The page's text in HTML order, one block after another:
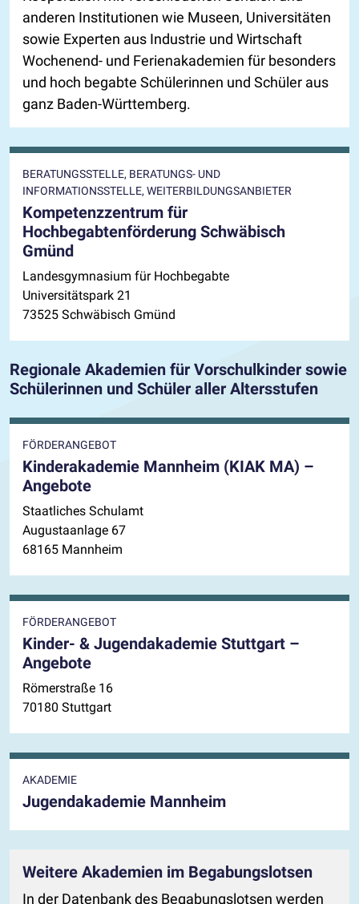
anderen Institutionen wie Museen, Universitäten
sowie Experten aus Industrie und Wirtschaft
Wochenend- und Ferienakademien für besonders
und hoch begabte Schülerinnen und Schüler aus
ganz Baden-Württemberg.
BERATUNGSSTELLE, BERATUNGS- UND
INFORMATIONSSTELLE, WEITERBILDUNGSANBIETER
Kompetenzzentrum für
Hochbegabtenförderung Schwäbisch
Gmünd
Landesgymnasium für Hochbegabte
Universitätspark 21
73525 Schwäbisch Gmünd
Regionale Akademien für Vorschulkinder sowie
Schülerinnen und Schüler aller Altersstufen
FÖRDERANGEBOT
Kinderakademie Mannheim (KIAK MA) –
Angebote
Staatliches Schulamt
Augustaanlage 67
68165 Mannheim
FÖRDERANGEBOT
Kinder- & Jugendakademie Stuttgart –
Angebote
Römerstraße 16
70180 Stuttgart
AKADEMIE
Jugendakademie Mannheim
Weitere Akademien im Begabungslotsen
In der Datenbank des Begabungslotsen werden